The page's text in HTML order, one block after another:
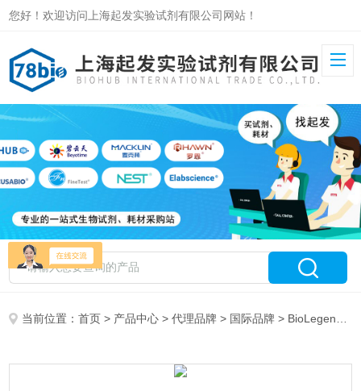
您好！欢迎访问上海起发实验试剂有限公司网站！
当前位置：首页 > 产品中心 >代理品牌 > 国际品牌 > BioLegend特约代理